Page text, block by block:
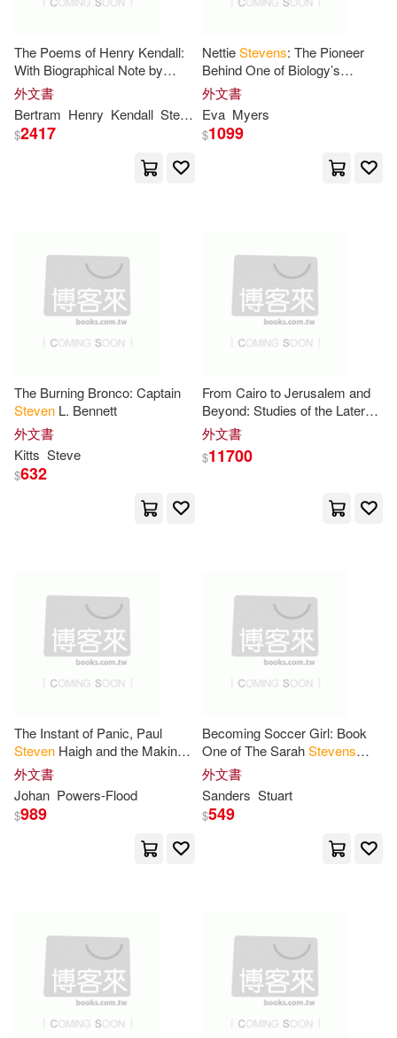
Michael L./ Wasserman(70)
Steven L. (EDT)(68)
Havill(67)
Collins(66) Kagan(66)
Cooper(62)
Holzner(62)
Steven M./ Perez(62)
Hill(61)
Mattern(60)
Woods(60)
Distributed Art Pub Inc(28)
Intl Specialized Book Service Inc(2
8)
Replica Books(28)
Thorndike Pr(28)
Sellers Pub Inc(27)
Antique Collectors Club Ltd(26)
Booksurge Llc(26)
Dover Pubns(26)
Heinemann/Raintree(25)
Jones & Bartlett Learning(25)
Scholastic(24)
時報出版(24)
Blackstone Audio Inc(22)
The Poems of Henry Kendall:
With Biographical Note by
Bertram
Edition)
外文書
Bertram Henry Kendall Stevens
$2417
NettieStevens: The Pioneer
Behind One of Biology’s
Greatest Discoveries About
Sex and Heredity
外文書
Eva Myers
$1099
The Burning Bronco: Captain
Steven L. Bennett
外文書
Kitts Steve
$632
From Cairo to Jerusalem and
Beyond: Studies of the Later
Islamic Middle Period in Honor
of Linda
外文書
$11700
The Instant of Panic, Paul
Steven Haigh and the Making
of a Serial Killer
外文書
Johan Powers-Flood
$989
Becoming Soccer Girl: Book
One of The SarahStevens
Sports Stories
外文書
Sanders Stuart
$549